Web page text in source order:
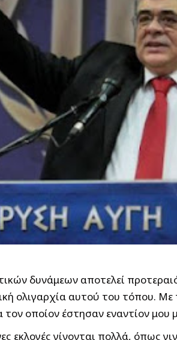
δυνάμεων αποτελεί
ολιγαρχία αυτού του τόπου.
τον οποίον έστησαν εναντίον μου
εκλογές γίνονται πολλά, όπως